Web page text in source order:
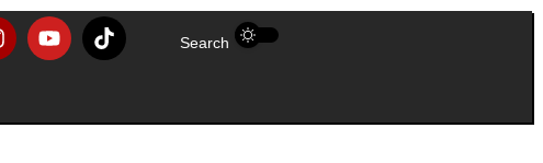
Search